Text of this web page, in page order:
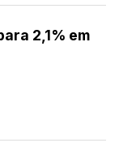
2,1% em